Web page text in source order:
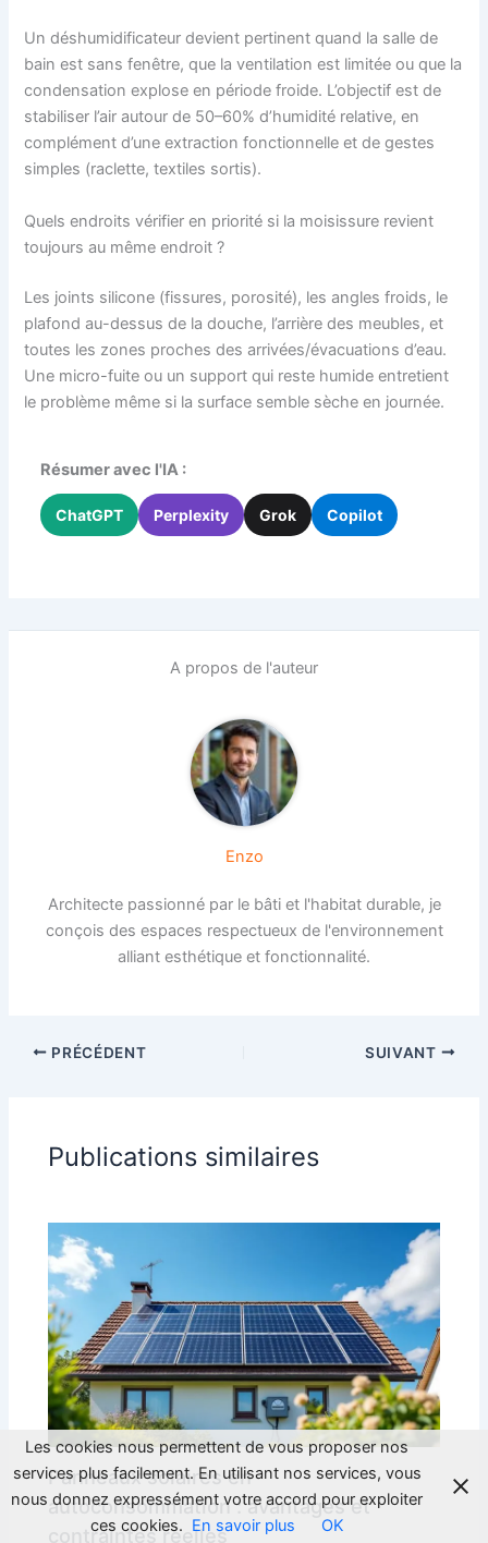
Un déshumidificateur devient pertinent quand la salle de
bain est sans fenêtre, que la ventilation est limitée ou que la
condensation explose en période froide. L’objectif est de
stabiliser l’air autour de 50–60% d’humidité relative, en
complément d’une extraction fonctionnelle et de gestes
simples (raclette, textiles sortis).
Quels endroits vérifier en priorité si la moisissure revient
toujours au même endroit ?
Les joints silicone (fissures, porosité), les angles froids, le
plafond au-dessus de la douche, l’arrière des meubles, et
toutes les zones proches des arrivées/évacuations d’eau.
Une micro-fuite ou un support qui reste humide entretient
le problème même si la surface semble sèche en journée.
Résumer avec l'IA :
ChatGPT Perplexity Grok Copilot
A propos de l'auteur
Enzo
Architecte passionné par le bâti et l'habitat durable, je
conçois des espaces respectueux de l'environnement
alliant esthétique et fonctionnalité.
PRÉCÉDENT SUIVANT
Publications similaires
Panneaux solaires en
autoconsommation : avantages et
contraintes réelles
Les cookies nous permettent de vous proposer nos
services plus facilement. En utilisant nos services, vous
nous donnez expressément votre accord pour exploiter
ces cookies. En savoir plus OK